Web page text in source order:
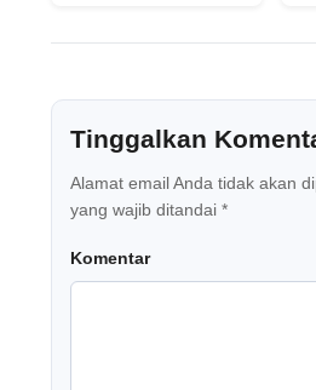
Tinggalkan
Alamat email Anda tidak akan
yang wajib ditandai *
Komentar